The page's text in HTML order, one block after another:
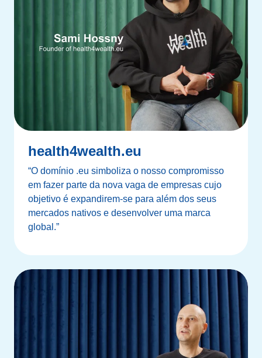
health4wealth.eu
“O domínio .eu simboliza o nosso compromisso
em fazer parte da nova vaga de empresas cujo
objetivo é expandirem-se para além dos seus
mercados nativos e desenvolver uma marca
global.”